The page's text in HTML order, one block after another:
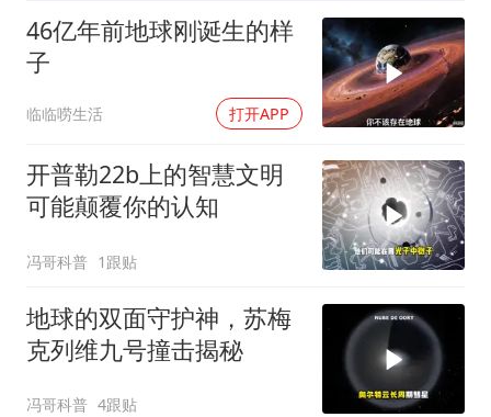
46亿年前地球刚诞生的样
子
临临唠生活 打开APP
开普勒22b上的智慧文明
可能颠覆你的认知
冯哥科普 1跟贴
地球的双面守护神，苏梅
克列维九号撞击揭秘
冯哥科普 4跟贴